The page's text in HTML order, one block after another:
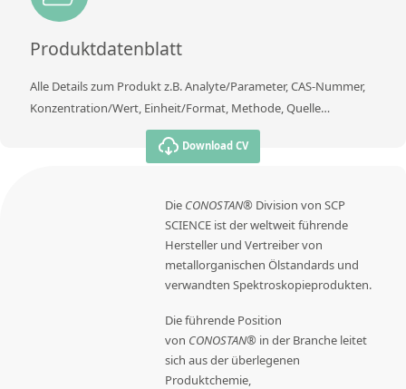
Produktdatenblatt
Alle Details zum Produkt z.B. Analyte/Parameter, CAS-Nummer,
Konzentration/Wert, Einheit/Format, Methode, Quelle…
Download CV
Die CONOSTAN® Division von SCP
SCIENCE ist der weltweit führende
Hersteller und Vertreiber von
metallorganischen Ölstandards und
verwandten Spektroskopieprodukten.
Die führende Position
von CONOSTAN® in der Branche leitet
sich aus der überlegenen
Produktchemie,